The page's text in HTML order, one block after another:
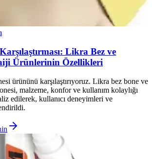
Likra Bez ve
Ürünlerinin Özellikleri
ürününü karşılaştırıyoruz. Likra bez bone ve
malzeme, konfor ve kullanım kolaylığı
edilerek, kullanıcı deneyimleri ve